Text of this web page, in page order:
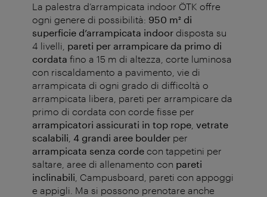
La palestra d’arrampicata indoor ÖTK offre
ogni genere di possibilità: 950 m² di
superficie d’arrampicata indoor disposta su
4 livelli, pareti per arrampicare da primo di
cordata fino a 15 m di altezza, corte luminosa
con riscaldamento a pavimento, vie di
arrampicata di ogni grado di difficoltà o
arrampicata libera , pareti per arrampicare da
primo di cordata con corde fisse per
arrampicatori assicurati in top rope vetrate
scalabili 4 grandi aree boulder per
arrampicata senza corde con tappetini per
saltare, aree di allenamento con pareti
inclinabili , Campusboard, pareti con appoggi
e appigli. Ma si possono prenotare anche